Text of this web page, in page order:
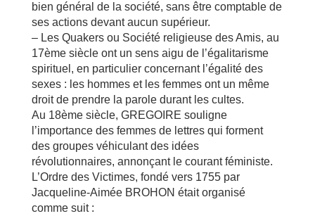
bien général de la société, sans être comptable de
ses actions devant aucun supérieur.
– Les Quakers ou Société religieuse des Amis, au
17ème siècle ont un sens aigu de l’égalitarisme
spirituel, en particulier concernant l’égalité des
sexes : les hommes et les femmes ont un même
droit de prendre la parole durant les cultes.
Au 18ème siècle, GREGOIRE souligne
l’importance des femmes de lettres qui forment
des groupes véhiculant des idées
révolutionnaires, annonçant le courant féministe.
L’Ordre des Victimes, fondé vers 1755 par
Jacqueline-Aimée BROHON était organisé
comme suit :